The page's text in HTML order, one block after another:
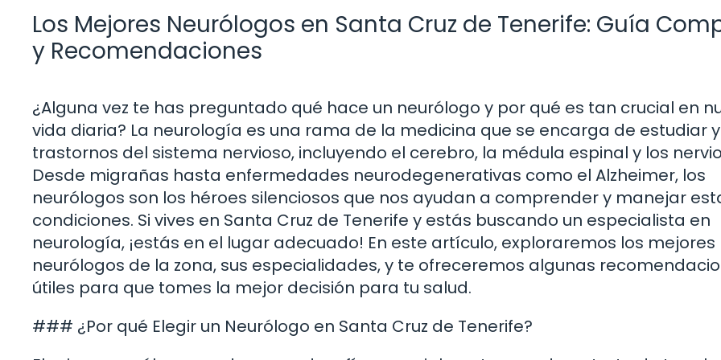
Los Mejores Neurólogos en Santa Cruz de Tenerife: Guía
y Recomendaciones
¿Alguna vez te has preguntado qué hace un neurólogo y por qué es tan crucial en
vida diaria? La neurología es una rama de la medicina que se encarga de estudiar
trastornos del sistema nervioso, incluyendo el cerebro, la médula espinal y los
Desde migrañas hasta enfermedades neurodegenerativas como el Alzheimer, los
neurólogos son los héroes silenciosos que nos ayudan a comprender y manejar
condiciones. Si vives en Santa Cruz de Tenerife y estás buscando un especialista en
neurología, ¡estás en el lugar adecuado! En este artículo, exploraremos los mejores
neurólogos de la zona, sus especialidades, y te ofreceremos algunas
útiles para que tomes la mejor decisión para tu salud.
### ¿Por qué Elegir un Neurólogo en Santa Cruz de Tenerife?